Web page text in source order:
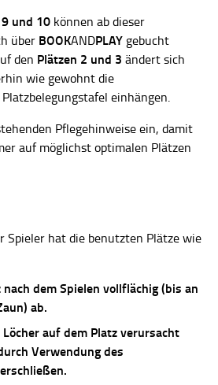
und 10 können ab dieser
über BOOKANDPLAY gebucht
den Plätzen 2 und 3 ändert sich
wie gewohnt die
einhängen.
Pflegehinweise ein, damit
auf möglichst optimalen Plätzen
Spieler hat die benutzten Plätze wie
dem Spielen vollflächig (bis an
ab.
auf dem Platz verursacht
Verwendung des